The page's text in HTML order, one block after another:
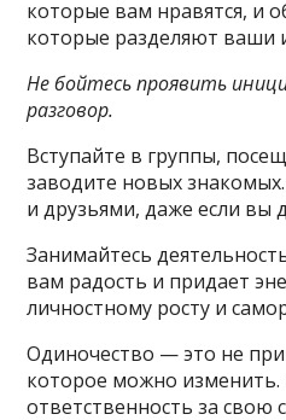
которые вам нравятся, и
которые разделяют ваши
Не бойтесь проявить
разговор.
Вступайте в группы,
заводите новых
и друзьями, даже если вы
Занимайтесь
вам радость и придает
личностному росту и
Одиночество — это не
которое можно изменить.
ответственность за